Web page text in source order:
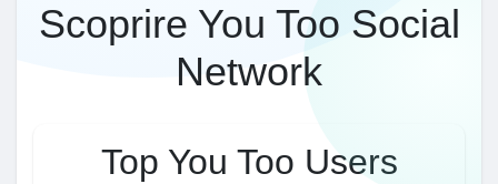
Scoprire You Too Social
Network
Top You Too Users